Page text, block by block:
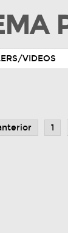
VIDEOS
1